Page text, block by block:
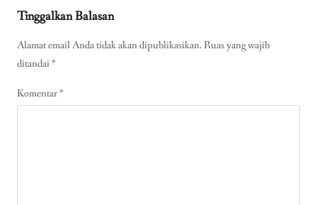
Tinggalkan Balasan
Alamat email Anda tidak akan dipublikasikan.Ruas yang wajib
ditandai*
Komentar*